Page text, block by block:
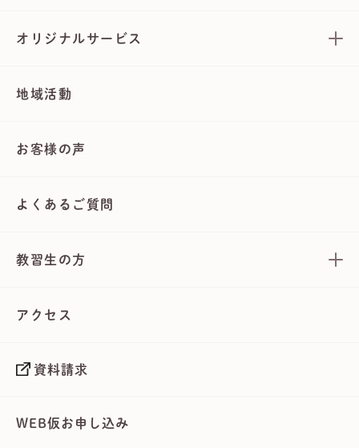
オリジナルサービス
地域活動
お客様の声
よくあるご質問
教習生の方
アクセス
資料請求
WEB仮お申し込み